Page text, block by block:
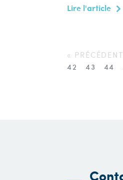
Lire l'article
« PRÉCÉDENT
42
43 44